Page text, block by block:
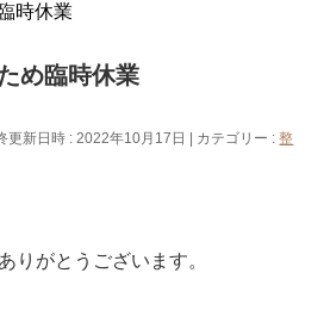
時休業
め臨時休業
更新日時 : 2022年10月17日 カテゴリー :整
りがとうございます。